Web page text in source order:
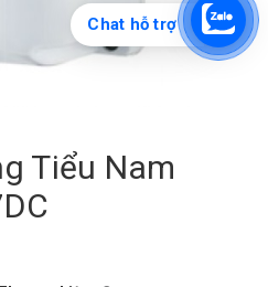
Tiểu Nam
Chat hỗ trợ